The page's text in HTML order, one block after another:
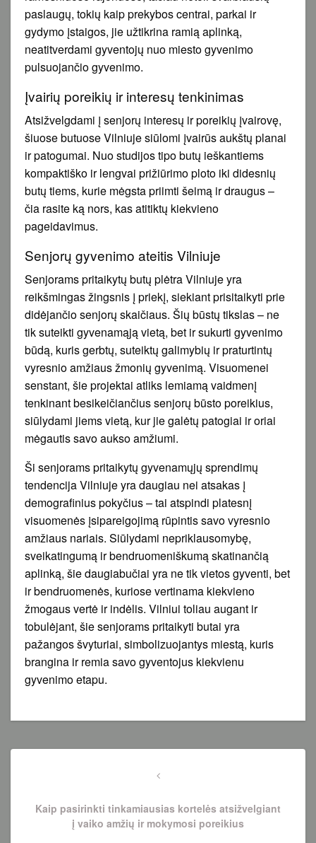
paslaugų, tokių kaip prekybos centrai, parkai ir
gydymo įstaigos, jie užtikrina ramią aplinką,
neatitverdami gyventojų nuo miesto gyvenimo
pulsuojančio gyvenimo.
Įvairių poreikių ir interesų tenkinimas
Atsižvelgdami į senjorų interesų ir poreikių įvairovę,
šiuose butuose Vilniuje siūlomi įvairūs aukštų planai
ir patogumai. Nuo studijos tipo butų ieškantiems
kompaktiško ir lengvai prižiūrimo ploto iki didesnių
butų tiems, kurie mėgsta priimti šeimą ir draugus –
čia rasite ką nors, kas atitiktų kiekvieno
pageidavimus.
Senjorų gyvenimo ateitis Vilniuje
Senjorams pritaikytų butų plėtra Vilniuje yra
reikšmingas žingsnis į priekį, siekiant prisitaikyti prie
didėjančio senjorų skaičiaus. Šių būstų tikslas – ne
tik suteikti gyvenamąją vietą, bet ir sukurti gyvenimo
būdą, kuris gerbtų, suteiktų galimybių ir praturtintų
vyresnio amžiaus žmonių gyvenimą. Visuomenei
senstant, šie projektai atliks lemiamą vaidmenį
tenkinant besikeičiančius senjorų būsto poreikius,
siūlydami jiems vietą, kur jie galėtų patogiai ir oriai
mėgautis savo aukso amžiumi.
Ši senjorams pritaikytų gyvenamųjų sprendimų
tendencija Vilniuje yra daugiau nei atsakas į
demografinius pokyčius – tai atspindi platesnį
visuomenės įsipareigojimą rūpintis savo vyresnio
amžiaus nariais. Siūlydami nepriklausomybę,
sveikatingumą ir bendruomeniškumą skatinančią
aplinką, šie daugiabučiai yra ne tik vietos gyventi, bet
ir bendruomenės, kuriose vertinama kiekvieno
žmogaus vertė ir indėlis. Vilniui toliau augant ir
tobulėjant, šie senjorams pritaikyti butai yra
pažangos švyturiai, simbolizuojantys miestą, kuris
brangina ir remia savo gyventojus kiekvienu
gyvenimo etapu.
Navigacija
Previous
Kaip pasirinkti tinkamiausias kortelės atsižvelgiant
į vaiko amžių ir mokymosi poreikius